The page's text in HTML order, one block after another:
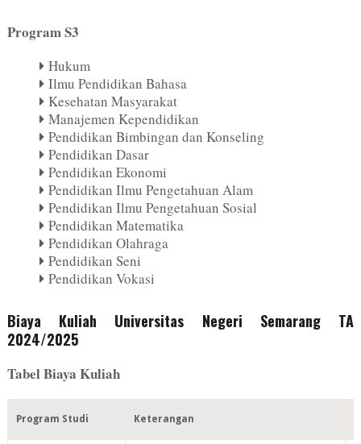
Program S3
Hukum
Ilmu Pendidikan Bahasa
Kesehatan Masyarakat
Manajemen Kependidikan
Pendidikan Bimbingan dan Konseling
Pendidikan Dasar
Pendidikan Ekonomi
Pendidikan Ilmu Pengetahuan Alam
Pendidikan Ilmu Pengetahuan Sosial
Pendidikan Matematika
Pendidikan Olahraga
Pendidikan Seni
Pendidikan Vokasi
Biaya Kuliah Universitas Negeri Semarang TA
2024/2025
Tabel Biaya Kuliah
Program Studi Keterangan